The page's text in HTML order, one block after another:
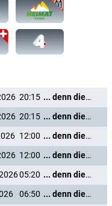
20:15
... denn die Musik und die Liebe in Tirol
20:15
... denn die Musik und die Liebe in Tirol
12:00
... denn die Musik und die Liebe in Tirol
12:00
... denn die Musik und die Liebe in Tirol
05:20
... denn die Musik und die Liebe in Tirol
06:50
... denn die Musik und die Liebe in Tirol